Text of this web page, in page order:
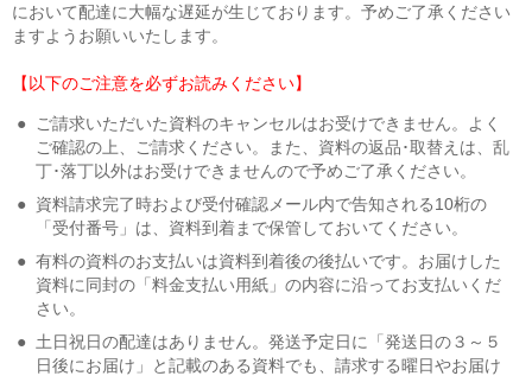
において配達に大幅な遅延が生じております。予めご了承ください
ますようお願いいたします。
【以下のご注意を必ずお読みください】
●
ご請求いただいた資料のキャンセルはお受けできません。よく
ご確認の上、ご請求ください。また、資料の返品･取替えは、乱
丁･落丁以外はお受けできませんので予めご了承ください。
● 資料請求完了時および受付確認メール内で告知される10桁の
「受付番号」は、資料到着まで保管しておいてください。
● 有料の資料のお支払いは資料到着後の後払いです。お届けした
資料に同封の「料金支払い用紙」の内容に沿ってお支払いくだ
さい。
● 土日祝日の配達はありません。発送予定日に「発送日の３～５
日後にお届け」と記載のある資料でも、請求する曜日やお届け